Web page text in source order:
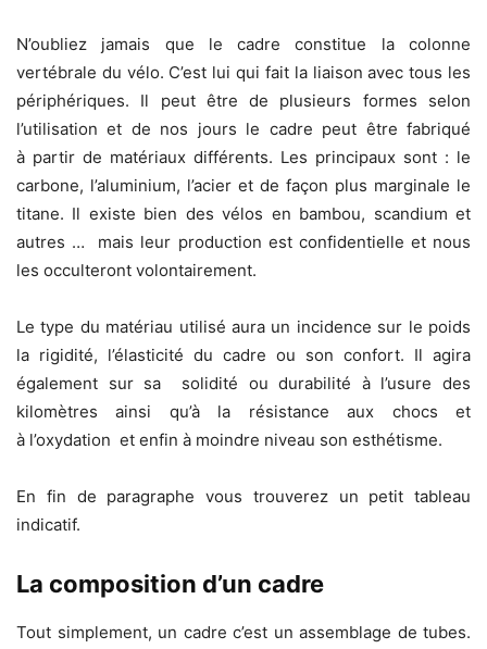
N’oubliez jamais que le cadre constitue la colonne
vertébrale du vélo. C’est lui qui fait la liaison avec tous les
périphériques. Il peut être de plusieurs formes selon
l’utilisation et de nos jours le cadre peut être fabriqué
à partir de matériaux différents. Les principaux sont : le
carbone, l’aluminium, l’acier et de façon plus marginale le
titane. Il existe bien des vélos en bambou, scandium et
autres … mais leur production est confidentielle et nous
les occulteront volontairement.
Le type du matériau utilisé aura un incidence sur le poids
la rigidité, l’élasticité du cadre ou son confort. Il agira
également sur sa solidité ou durabilité à l’usure des
kilomètres ainsi qu’à la résistance aux chocs et
à l’oxydation et enfin à moindre niveau son esthétisme.
En fin de paragraphe vous trouverez un petit tableau
indicatif.
La composition d’un cadre
Tout simplement, un cadre c’est un assemblage de tubes.